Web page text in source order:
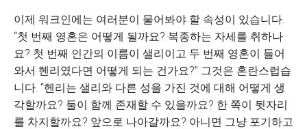
이제 워크인에는 여러분이 물어봐야 할 속성이 있습니다.
“첫 번째 영혼은 어떻게 될까요? 복종하는 자세를 취하나
요? 첫 번째 인간의 이름이 샐리이고 두 번째 영혼이 들어
와서 헨리였다면 어떻게 되는 건가요?” 그것은 혼란스럽습
니다. “헨리는 샐리와 다른 성을 가진 것에 대해 어떻게 생
각할까요? 둘이 함께 존재할 수 있을까요? 한 쪽이 뒷자리
를 차지할까요? 앞으로 나아갈까요? 아니면 그냥 포기하고